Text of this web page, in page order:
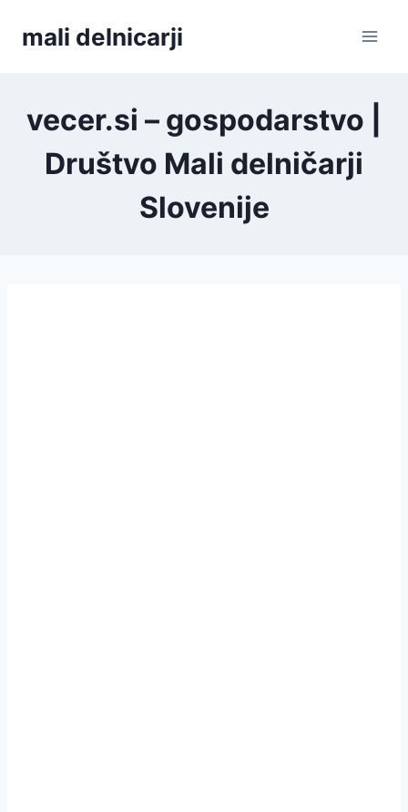
mali delnicarji
vecer.si – gospodarstvo |
Društvo Mali delničarji
Slovenije